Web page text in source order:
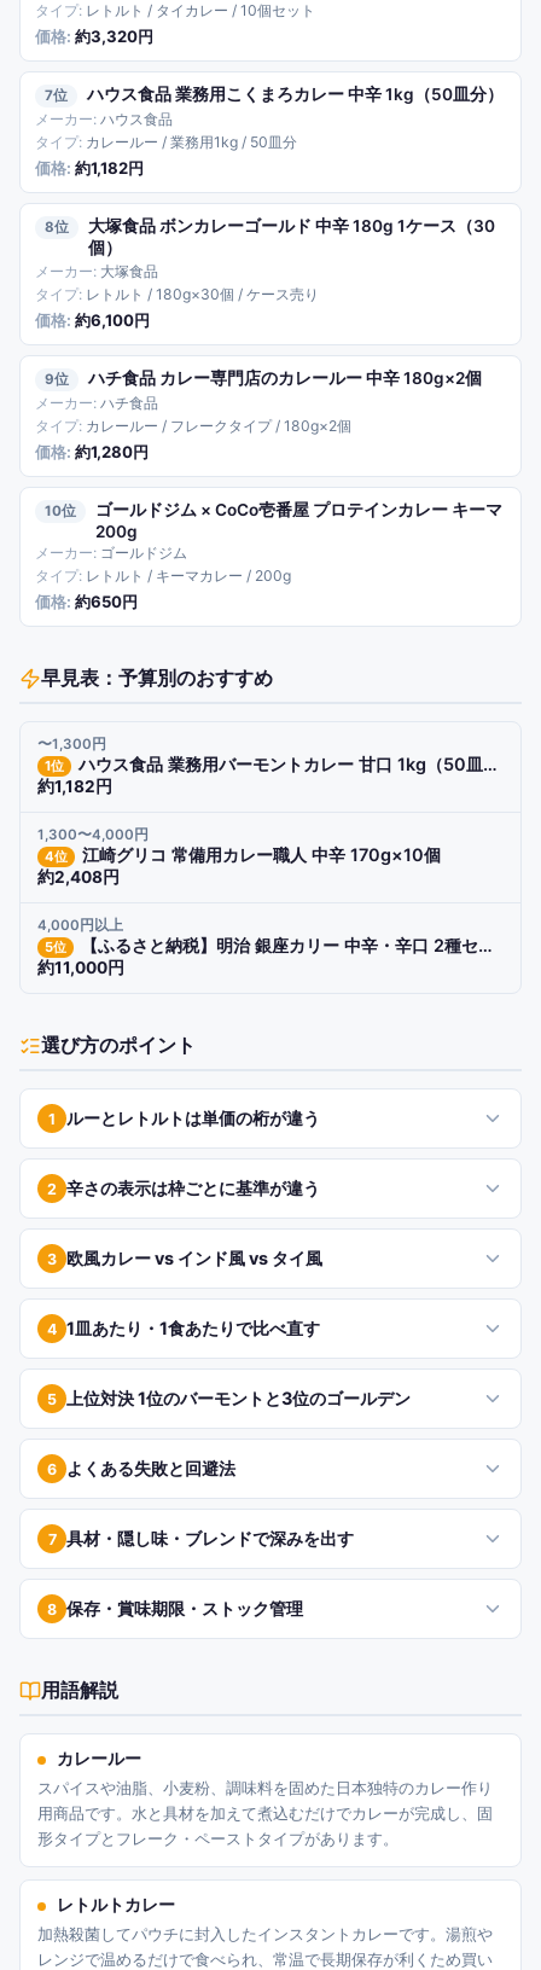
レトルト / タイカレー / 10個セット
約3,320円
7 ハウス食品 業務用こくまろカレー 中辛 1kg（50皿分）
ハウス食品
カレールー / 業務用1kg / 50皿分
約1,182円
8
大塚食品 ボンカレーゴールド 中辛 180g 1ケース（30
個）
大塚食品
レトルト / 180g×30個 / ケース売り
約6,100円
9 ハチ食品 カレー専門店のカレールー 中辛 180g×2個
ハチ食品
カレールー / フレークタイプ / 180g×2個
約1,280円
10
ゴールドジム × CoCo壱番屋 プロテインカレー キーマ
200g
ゴールドジム
レトルト / キーマカレー / 200g
約650円
早見表：予算別のおすすめ
〜1,300円
1位 ハウス食品 業務用バーモントカレー 甘口 1kg（50皿分）
約1,182円
1,300〜4,000円
4位 江崎グリコ 常備用カレー職人 中辛 170g×10個
約2,408円
4,000円以上
5位 【ふるさと納税】明治 銀座カリー 中辛・辛口 2種セット（各5個・計10個）
約11,000円
選び方のポイント
1 ルーとレトルトは単価の桁が違う
2 辛さの表示は枠ごとに基準が違う
3 欧風カレー vs インド風 vs タイ風
4 1皿あたり・1食あたりで比べ直す
5 上位対決 1位のバーモントと3位のゴールデン
6 よくある失敗と回避法
7 具材・隠し味・ブレンドで深みを出す
8 保存・賞味期限・ストック管理
用語解説
カレールー
スパイスや油脂、小麦粉、調味料を固めた日本独特のカレー作り
用商品です。水と具材を加えて煮込むだけでカレーが完成し、固
形タイプとフレーク・ペーストタイプがあります。
レトルトカレー
加熱殺菌してパウチに封入したインスタントカレーです。湯煎や
レンジで温めるだけで食べられ、常温で長期保存が利くため買い